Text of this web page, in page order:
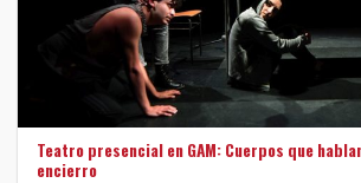
Teatro presencial en GAM: Cuerpos que
encierro